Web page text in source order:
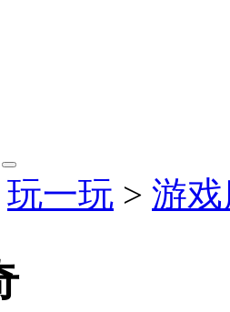
玩一玩 > 游